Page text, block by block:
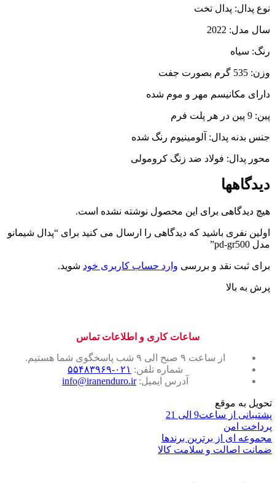
نوع پدال: پدال تخت
سال مدل: 2022
رنگ: سیاه
وزن: 535 گرم بصورت جفت
دارای مکانیسم مهر و موم شده
پین: 9 پین در هر پلت فرم
جنس بدنه پدال: آلومینیوم رنگ شده
محور پدال: فولاد ضد زنگ کرومولی
دیدگاهها
هیچ دیدگاهی برای این محصول نوشته نشده است.
اولین نفری باشید که دیدگاهی را ارسال می کنید برای “پدال شیمانو
مدل pd-gr500”
برای ثبت نقد و بررسی وارد حساب کاربری خود شوید.
پرش به بالا
ساعات کاری و اطلاعات تماس
از ساعت ۹ صبح الی ۹ شب پاسخگوی شما هستیم.
شماره تلفن: ۰۲۱-۵۵۴۸۳۹۶۹
آدرس ایمیل:info@iranenduro.ir
تحویل به موقع
پشتیبانی از ساعت9 الی 21
پرداخت امن
مجموعه ای از برترین برندها
ضمانت اصالت و سلامت کالا